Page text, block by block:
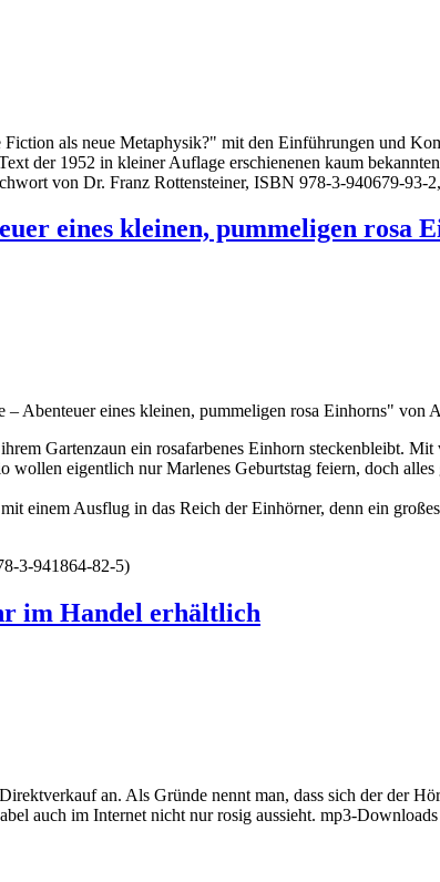
Fiction als neue Metaphysik?" mit den Einführungen und
der 1952 in kleiner Auflage erschienenen kaum
von Dr. Franz Rottensteiner, ISBN 978-3-940679-93-
eines kleinen, pummeligen rosa
Abenteuer eines kleinen, pummeligen rosa Einhorns" von
Gartenzaun ein rosafarbenes Einhorn steckenbleibt.
eigentlich nur Marlenes Geburtstag feiern, doch
einem Ausflug in das Reich der Einhörner, denn ein
3-941864-82-5)
im Handel erhältlich
an. Als Gründe nennt man, dass sich der der
auch im Internet nicht nur rosig aussieht. mp3-